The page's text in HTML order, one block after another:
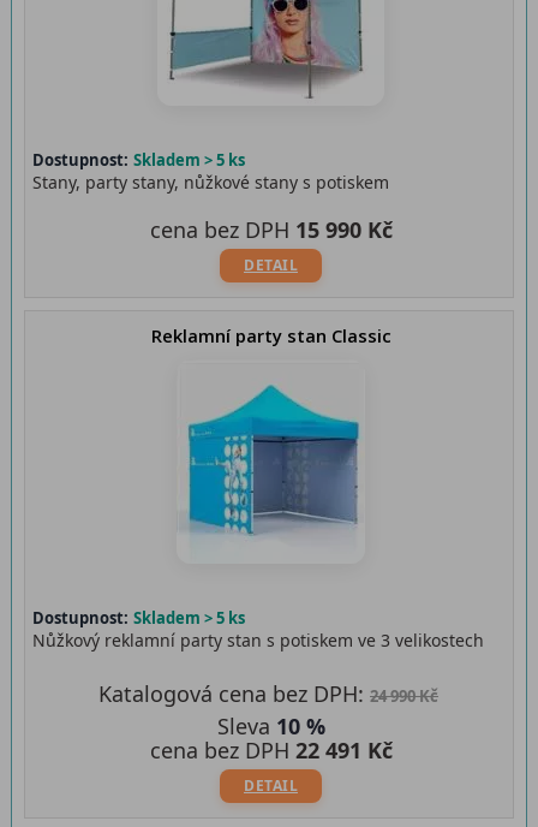
Dostupnost: Skladem > 5 ks
Stany, party stany, nůžkové stany s potiskem
DETAIL
cena bez DPH 15 990 Kč
Reklamní party stan Classic
Dostupnost: Skladem > 5 ks
Nůžkový reklamní party stan s potiskem ve 3 velikostech
DETAIL
Katalogová cena bez DPH: 24 990 Kč
Sleva 10 %
cena bez DPH 22 491 Kč